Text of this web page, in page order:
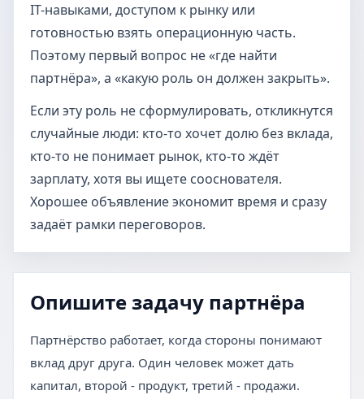
IT-навыками, доступом к рынку или
готовностью взять операционную часть.
Поэтому первый вопрос не «где найти
партнёра», а «какую роль он должен закрыть».
Если эту роль не сформулировать, откликнутся
случайные люди: кто-то хочет долю без вклада,
кто-то не понимает рынок, кто-то ждёт
зарплату, хотя вы ищете сооснователя.
Хорошее объявление экономит время и сразу
задаёт рамки переговоров.
Опишите задачу партнёра
Партнёрство работает, когда стороны понимают
вклад друг друга. Один человек может дать
капитал, второй - продукт, третий - продажи.